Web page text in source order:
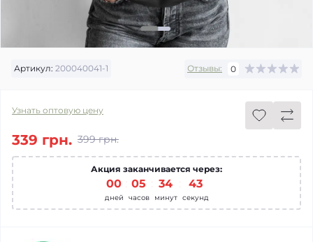
Артикул: 200040041-1 Отзывы: 0
Узнать оптовую цену
399 грн.
339 грн.
Акция заканчивается через:
00
дней
05
часов
34
минут
42
секунд